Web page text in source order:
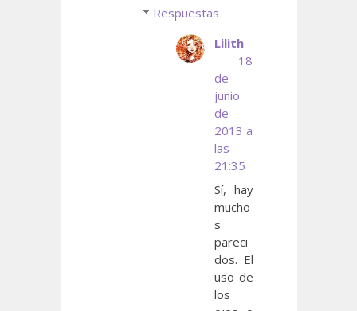
Respuestas
Lilith
18
de
junio
de
2013 a
las
21:35
Sí, hay
mucho
s
pareci
dos. El
uso de
los